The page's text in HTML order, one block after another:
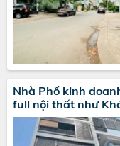
Nhà Phố kinh
full nội thất như